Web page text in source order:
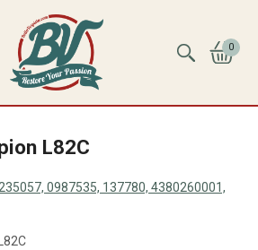
0
L82C
0987535, 137780, 4380260001,